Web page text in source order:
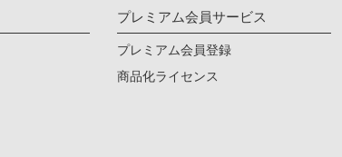
プレミアム会員サービス
プレミアム会員登録
商品化ライセンス